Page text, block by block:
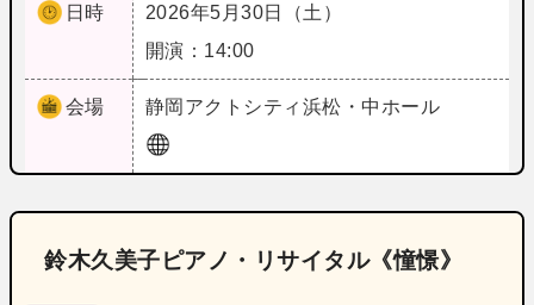
日時
2026年5月30日（土）
開演：14:00
会場 静岡 アクトシティ浜松・中ホール
鈴木久美子ピアノ・リサイタル《憧憬》